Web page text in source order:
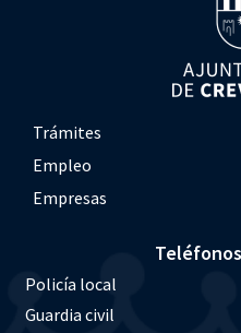
Trámites
Empleo
Empresas
Policía local
Guardia civil